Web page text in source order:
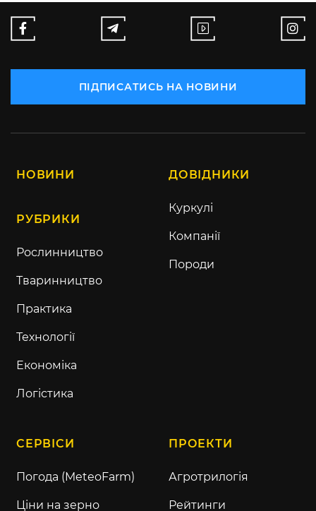
ПІДПИСАТИСЬ НА НОВИНИ
НОВИНИ
РУБРИКИ
Рослинництво
Тваринництво
Практика
Технології
Економіка
Логістика
ДОВІДНИКИ
Куркулі
Компанії
Породи
СЕРВІСИ
Погода (MeteoFarm)
Ціни на зерно
ПРОЕКТИ
Агротрилогія
Рейтинги